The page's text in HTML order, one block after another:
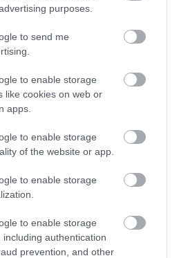
purposes.
to send me
to enable storage
like cookies on web or
apps.
to enable storage
of the website or app.
to enable storage
to enable storage
including authentication
prevention, and other